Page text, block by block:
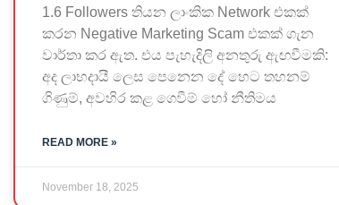
1.6 Followers තියන ලාංකික Network එකක්
කරන Negative Marketing Scam එකක් ගැන
වාර්තා කර ඇත. එය පැහැදිලි අනතුරු ඇඟවීමකි:
අද ලාභදායී ලෙස පෙනෙන දේ හෙට තහනම්
ගිණුම්, අවහිර කළ ගෙවීම් හෝ නීතිමය
READ MORE »
November 18, 2025